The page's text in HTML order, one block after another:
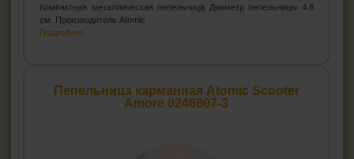
Компактная металлическая пепельница Диаметр пепельницы 4.8
см. Производитель Atomic
Подробнее...
Пепельница карманная Atomic Scooter
Amore 0246807-3